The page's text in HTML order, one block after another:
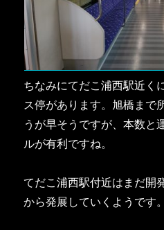
ちなみにてだこ浦西駅近く
ス停があります。旭橋まで
うが早そうですが、本数と
ルが有利ですね。
てだこ浦西駅付近はまだ開
から発展していくようです。